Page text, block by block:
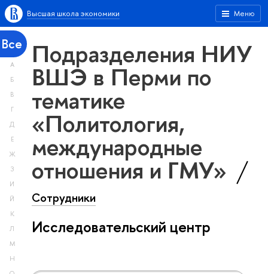
Меню
Высшая школа экономики
Все
А
Б
В
Г
Д
Е
Ж
З
И
Й
К
Л
М
Н
Подразделения НИУ
ВШЭ в Перми по
тематике
«Политология,
международные
отношения и ГМУ»
Сотрудники
Исследовательский центр